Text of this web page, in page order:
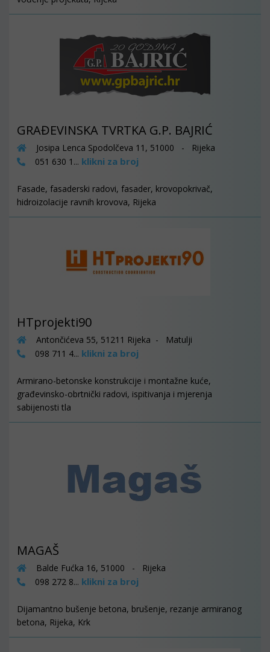
GRAĐEVINSKA TVRTKA G.P. BAJRIĆ
Josipa Lenca Spodolčeva 11, 51000 - Rijeka
051 630 1... klikni za broj
Fasade, fasaderski radovi, fasader, krovopokrivač,
hidroizolacije ravnih krovova, Rijeka
HTprojekti90
Antončićeva 55, 51211 Rijeka - Matulji
098 711 4... klikni za broj
Armirano-betonske konstrukcije i montažne kuće,
građevinsko-obrtnički radovi, ispitivanja i mjerenja
sabijenosti tla
MAGAŠ
Balde Fućka 16, 51000 - Rijeka
098 272 8... klikni za broj
Dijamantno bušenje betona, brušenje, rezanje armiranog
betona, Rijeka, Krk